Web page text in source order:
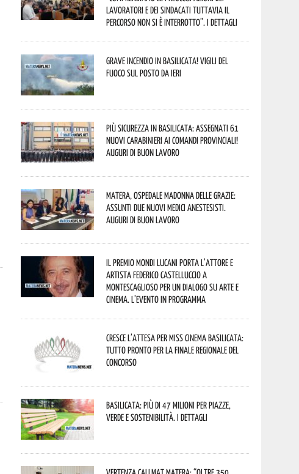
lavoratori e dei sindacati tuttavia il
percorso non si è interrotto”. I dettagli
Grave incendio in Basilicata! Vigili del
fuoco sul posto da ieri
Più sicurezza in Basilicata: assegnati 61
nuovi Carabinieri ai Comandi provinciali!
Auguri di buon lavoro
Matera, Ospedale Madonna delle Grazie:
assunti due nuovi medici anestesisti.
Auguri di buon lavoro
Il Premio Mondi Lucani porta l’attore e
artista Federico Castelluccio a
Montescaglioso per un dialogo su arte e
cinema. L’evento in programma
Cresce l’attesa per Miss Cinema Basilicata:
tutto pronto per la finale regionale del
concorso
Basilicata: più di 47 milioni per piazze,
verde e sostenibilità. I dettagli